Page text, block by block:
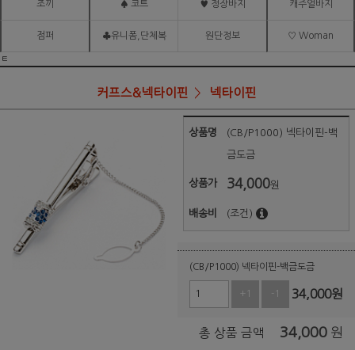
조끼 ♠ 코트 ♥ 정장바지 캐주얼바지
점퍼 ♣유니폼,단체복 원단정보 ♡ Woman
ㅌ
커프스&넥타이핀 넥타이핀
상품명 (CB/P1000) 넥타이핀-백
금도금
상품가 34,000원
배송비 (조건)
(CB/P1000) 넥타이핀-백금도금
+1 -1 34,000원
총 상품 금액 34,000 원